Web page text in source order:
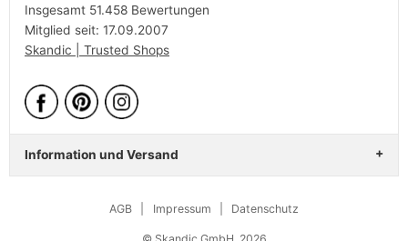
Insgesamt 51.458 Bewertungen
Mitglied seit: 17.09.2007
Skandic | Trusted Shops
Information und Versand
AGB Impressum Datenschutz